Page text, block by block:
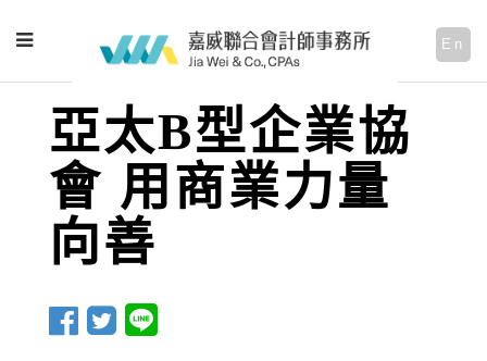
En
亞太B型企業協
會 用商業力量
向善